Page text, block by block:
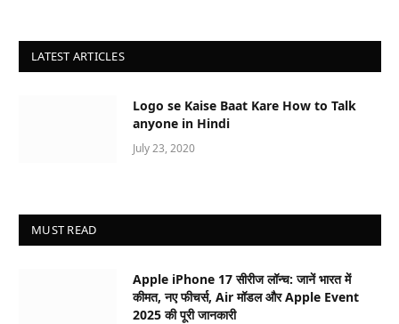
LATEST ARTICLES
Logo se Kaise Baat Kare How to Talk
anyone in Hindi
July 23, 2020
MUST READ
Apple iPhone 17 सीरीज लॉन्च: जानें भारत में
कीमत, नए फीचर्स, Air मॉडल और Apple Event
2025 की पूरी जानकारी